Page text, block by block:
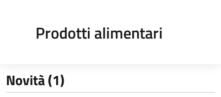
Prodotti alimentari
Novità (1)